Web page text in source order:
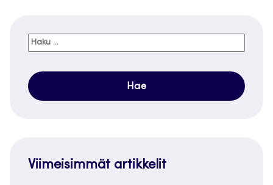
Haku:
Viimeisimmät artikkelit